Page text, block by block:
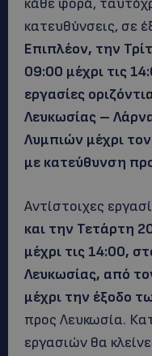
κάθε φορά,
κατευθύνσεις, σε
Επιπλέον, την
09:00 μέχρι τις
εργασίες
Λευκωσίας –
Λυμπιών μέχρι τον
με κατεύθυνση
Αντίστοιχες
και την Τετάρτη
μέχρι τις 14:00,
Λευκωσίας, από
μέχρι την έξοδο
προς Λευκωσία.
εργασιών θα